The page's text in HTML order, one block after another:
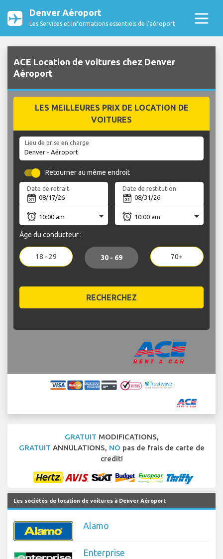
Denver Aéroport
Les Services et Informations essentiels de l’aéroport
ACE Location de voitures chez Denver
Aéroport
LES MEILLEURES PRIX DE LOCATION DE
VOITURES
Lieu de prise en charge
Retourner au même endroit
Date de retrait Date de restitution
Âge du conducteur :
18 - 29 30 - 69 70+
RECHERCHEZ
GRATUIT MODIFICATIONS,
GRATUIT ANNULATIONS, NO pas de frais de carte de
credit!
Les sociétés de location de voitures à Denver Aéroport
Alamo
Enterprise